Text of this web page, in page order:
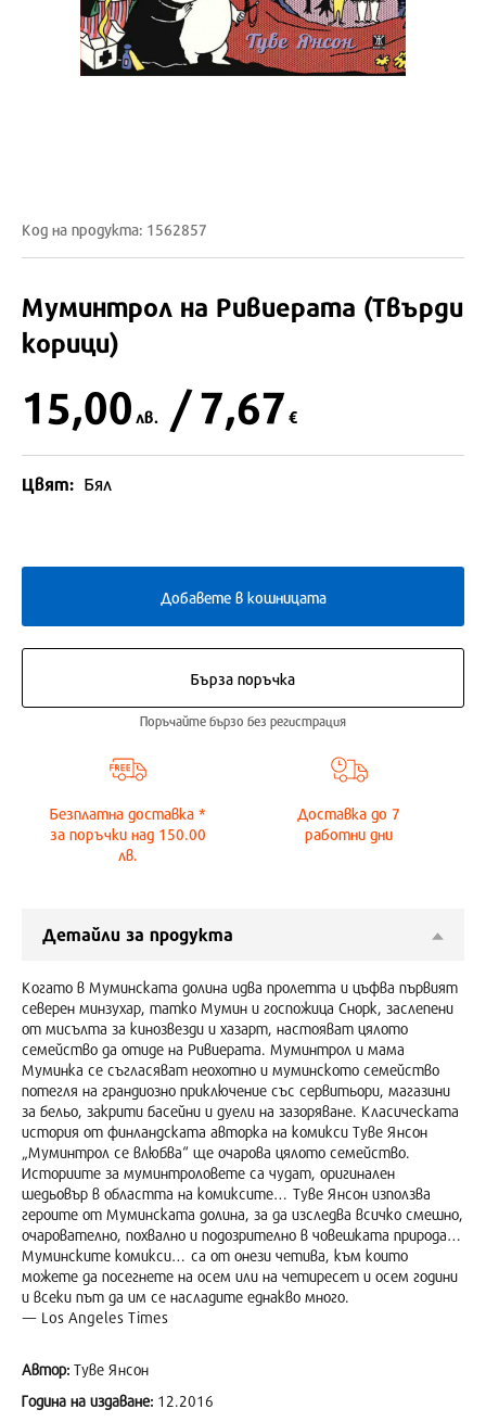
Код на продукта: 1562857
Муминтрол на Ривиерата (Твърди
корици)
15,00 лв. / 7,67 €
Цвят: Бял
Добавете в кошницата
Бърза поръчка
Поръчайте бързо без регистрация
Безплатна доставка *
за поръчки над 150.00
лв.
Доставка до7
работни дни
Детайли за продукта
Когато в Муминската долина идва пролетта и цъфва първият
северен минзухар, татко Мумин и госпожица Снорк, заслепени
от мисълта за кинозвезди и хазарт, настояват цялото
семейство да отиде на Ривиерата. Муминтрол и мама
Муминка се съгласяват неохотно и муминското семейство
потегля на грандиозно приключение със сервитьори, магазини
за бельо, закрити басейни и дуели на зазоряване. Класическата
история от финландската авторка на комикси Туве Янсон
„Муминтрол се влюбва“ ще очарова цялото семейство.
Историите за муминтроловете са чудат, оригинален
шедьовър в областта на комиксите… Туве Янсон използва
героите от Муминската долина, за да изследва всичко смешно,
очарователно, похвално и подозрително в човешката природа…
Муминските комикси… са от онези четива, към които
можете да посегнете на осем или на четиресет и осем години
и всеки път да им се насладите еднакво много.
— Los Angeles Times
Автор: Туве Янсон
Година на издаване: 12.2016